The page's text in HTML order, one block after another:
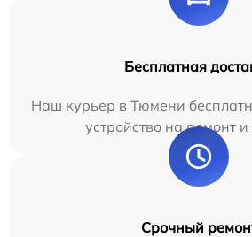
Бесплатная
Наш курьер в Тюмени
устройство на ремонт
Срочный